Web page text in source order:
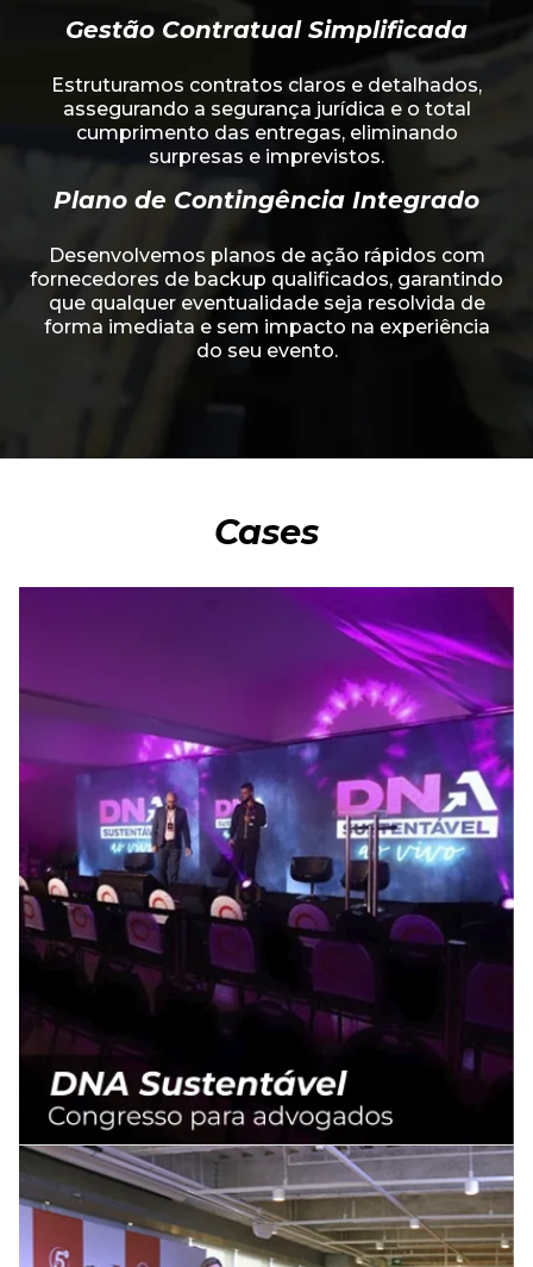
Gestão Contratual Simplificada
Estruturamos contratos claros e detalhados,
assegurando a segurança jurídica e o total
cumprimento das entregas, eliminando
surpresas e imprevistos.
Plano de Contingência Integrado
Desenvolvemos planos de ação rápidos com
fornecedores de backup qualificados, garantindo
que qualquer eventualidade seja resolvida de
forma imediata e sem impacto na experiência
do seu evento.
Cases